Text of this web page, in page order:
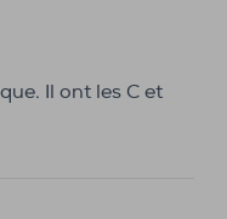
Il ont les C et